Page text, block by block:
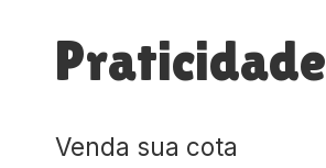
Praticidade
Venda sua cota